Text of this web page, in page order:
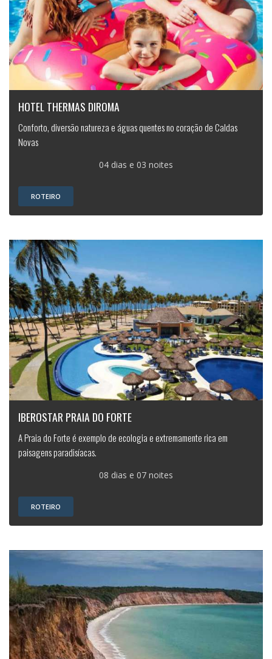
HOTEL THERMAS DIROMA
Conforto, diversão natureza e águas quentes no coração de Caldas
Novas
04 dias e 03 noites
ROTEIRO
IBEROSTAR PRAIA DO FORTE
A Praia do Forte é exemplo de ecologia e extremamente rica em
paisagens paradisíacas.
08 dias e 07 noites
ROTEIRO